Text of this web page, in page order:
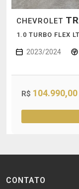
CHEVROLET
1.0 TURBO FLEX
2023/2024
R$ 104.990,00
CONTATO